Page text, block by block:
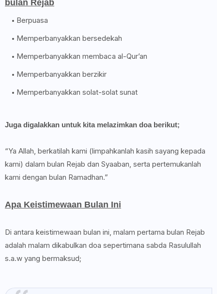
bulan Rejab
Berpuasa
Memperbanyakkan bersedekah
Memperbanyakkan membaca al-Qur’an
Memperbanyakkan berzikir
Memperbanyakkan solat-solat sunat
Juga digalakkan untuk kita melazimkan doa berikut;
“Ya Allah, berkatilah kami (limpahkanlah kasih sayang kepada
kami) dalam bulan Rejab dan Syaaban, serta pertemukanlah
kami dengan bulan Ramadhan.”
Apa Keistimewaan Bulan Ini
Di antara keistimewaan bulan ini, malam pertama bulan Rejab
adalah malam dikabulkan doa sepertimana sabda Rasulullah
s.a.w yang bermaksud;